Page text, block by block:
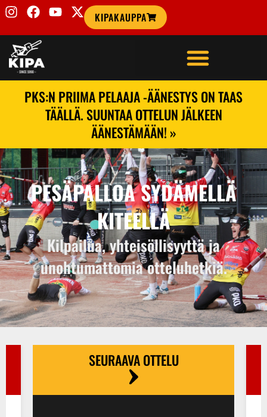
KIPAKAUPPA
PKS:N PRIIMA PELAAJA -ÄÄNESTYS ON TAAS
TÄÄLLÄ. SUUNTAA OTTELUN JÄLKEEN
ÄÄNESTÄMÄÄN! »
PESÄPALLOA SYDÄMELLÄ
KITEELLÄ
Kilpailua, yhteisöllisyyttä ja
unohtumattomia otteluhetkiä.
SEURAAVA OTTELU